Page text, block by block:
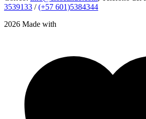
3539133 /(+57 601)5384344
2026 Made with